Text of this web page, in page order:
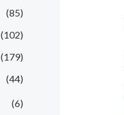
(85)
(102)
(179)
(44)
(6)